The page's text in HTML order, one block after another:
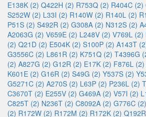
E138K (2) Q422H (2) R753Q (2) R404C (2)
S252W (2) L33I (2) R140W (2) R140L (2)
P51S (2) S492R (2) G308A (2) N312S (2)
A2063G (2) V659E (2) L248V (2) V769L (2)
(2) Q21D (2) E504K (2) S100P (2) A143T
G3556C (2) L861R (2) K751Q (2) T4396G
(2) A827G (2) G12R (2) E17K (2) F876L (2)
K601E (2) G16R (2) S49G (2) Y537S (2)
G5271C (2) A270S (2) L63P (2) P236L (2)
C3670T (2) E255V (2) G469A (2) V57I (2)
C825T (2) N236T (2) C8092A (2) G776C (2)
(2) R172W (2) R172M (2) R172K (2)